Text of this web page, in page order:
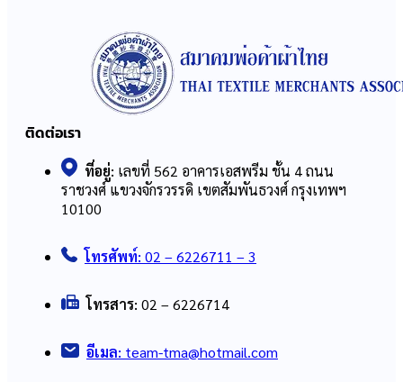
ติดต่อเรา
ที่อยู่: เลขที่ 562 อาคารเอสพรีม ชั้น 4 ถนน
ราชวงศ์ แขวงจักรวรรดิ เขตสัมพันธวงศ์ กรุงเทพฯ
10100
โทรศัพท์: 02 – 6226711 – 3
โทรสาร: 02 – 6226714
อีเมล: team-tma@hotmail.com